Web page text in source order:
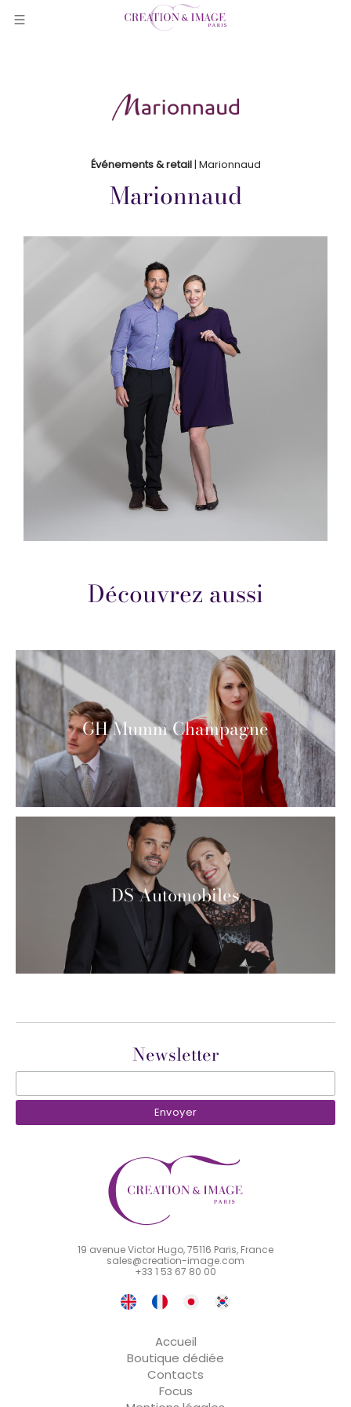
Événements & retail| Marionnaud
Marionnaud
Découvrez aussi
GH Mumm Champagne
DS Automobiles
Newsletter
19 avenue Victor Hugo, 75116 Paris, France
sales@creation-image.com
+33 1 53 67 80 00
Accueil
Boutique dédiée
Contacts
Focus